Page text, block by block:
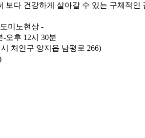
보다 건강하게 살아갈 수 있는 구체적인
미노현상 -
-오후 12시 30분
처인구 양지읍 남평로 266)